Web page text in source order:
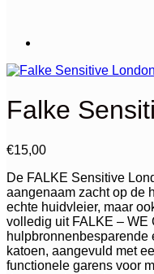
Falke
€15,00
De FALKE Sensitive
aangenaam zacht op de
echte huidvleier, maar
volledig uit FALKE – WE
katoen, aangevuld met
functionele garens voor